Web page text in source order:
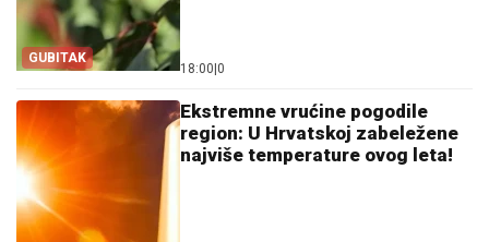
GUBITAK
18:00 0
Ekstremne vrućine pogodile
region: U Hrvatskoj zabeležene
najviše temperature ovog leta!